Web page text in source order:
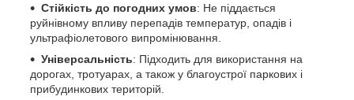
Стійкість до погодних умов: Не піддається
руйнівному впливу перепадів температур, опадів і
ультрафіолетового випромінювання.
Універсальність: Підходить для використання на
дорогах, тротуарах, а також у благоустрої паркових і
прибудинкових територій.